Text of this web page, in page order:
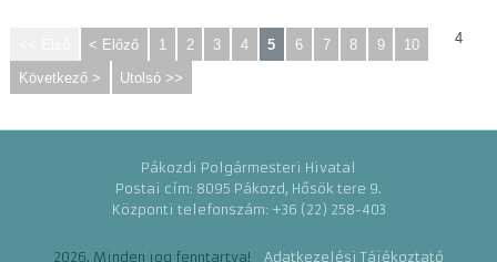
4
< Előző 1 2 3 4 5 6 7 8 9
10
Következő >
Utolsó >>
Pákozdi Polgármesteri Hivatal
Postai cím: 8095 Pákozd, Hősök tere 9.
Központi telefonszám: +36 (22) 258-403
2026. Minden jog fenntartva! Adatkezelési Tájékoztató